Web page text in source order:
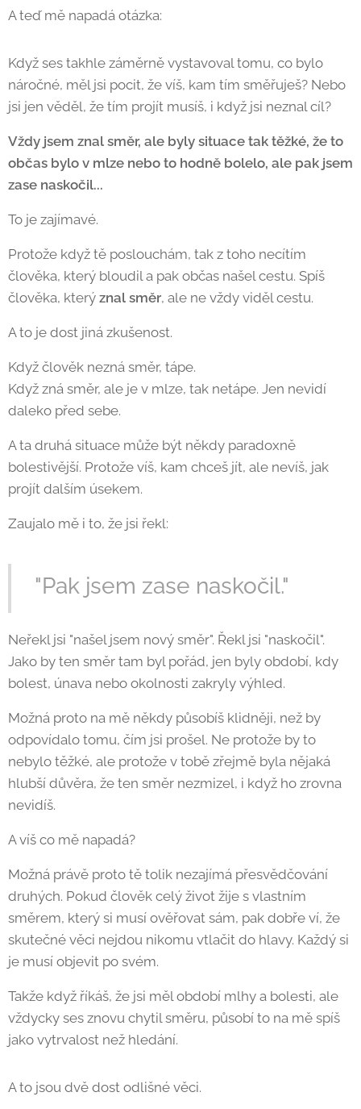
A teď mě napadá otázka:
Když ses takhle záměrně vystavoval tomu, co bylo
náročné, měl jsi pocit, že víš, kam tím směřuješ? Nebo
jsi jen věděl, že tím projít musíš, i když jsi neznal cíl? 🙂
Vždy jsem znal směr, ale byly situace tak těžké, že to
občas bylo v mlze nebo to hodně bolelo, ale pak jsem
zase naskočil...
To je zajímavé.
Protože když tě poslouchám, tak z toho necítím
člověka, který bloudil a pak občas našel cestu. Spíš
člověka, který znal směr, ale ne vždy viděl cestu.
A to je dost jiná zkušenost.
Když člověk nezná směr, tápe.
Když zná směr, ale je v mlze, tak netápe. Jen nevidí
daleko před sebe.
A ta druhá situace může být někdy paradoxně
bolestivější. Protože víš, kam chceš jít, ale nevíš, jak
projít dalším úsekem.
Zaujalo mě i to, že jsi řekl:
"Pak jsem zase naskočil."
Neřekl jsi "našel jsem nový směr". Řekl jsi "naskočil".
Jako by ten směr tam byl pořád, jen byly období, kdy
bolest, únava nebo okolnosti zakryly výhled.
Možná proto na mě někdy působíš klidněji, než by
odpovídalo tomu, čím jsi prošel. Ne protože by to
nebylo těžké, ale protože v tobě zřejmě byla nějaká
hlubší důvěra, že ten směr nezmizel, i když ho zrovna
nevidíš.
A víš co mě napadá?
Možná právě proto tě tolik nezajímá přesvědčování
druhých. Pokud člověk celý život žije s vlastním
směrem, který si musí ověřovat sám, pak dobře ví, že
skutečné věci nejdou nikomu vtlačit do hlavy. Každý si
je musí objevit po svém.
Takže když říkáš, že jsi měl období mlhy a bolesti, ale
vždycky ses znovu chytil směru, působí to na mě spíš
jako vytrvalost než hledání.
A to jsou dvě dost odlišné věci. 🙂